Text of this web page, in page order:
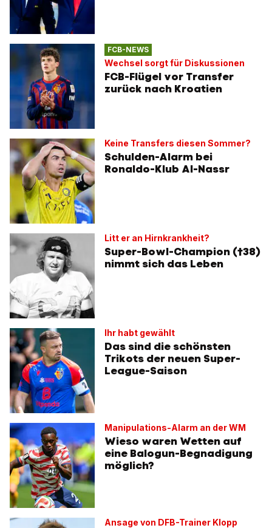
FCB-NEWS
Wechsel sorgt für Diskussionen
FCB-Flügel vor Transfer
zurück nach Kroatien
Keine Transfers diesen Sommer?
Schulden-Alarm bei
Ronaldo-Klub Al-Nassr
Litt er an Hirnkrankheit?
Super-Bowl-Champion (†38)
nimmt sich das Leben
Ihr habt gewählt
Das sind die schönsten
Trikots der neuen Super-
League-Saison
Manipulations-Alarm an der WM
Wieso waren Wetten auf
eine Balogun-Begnadigung
möglich?
Ansage von DFB-Trainer Klopp